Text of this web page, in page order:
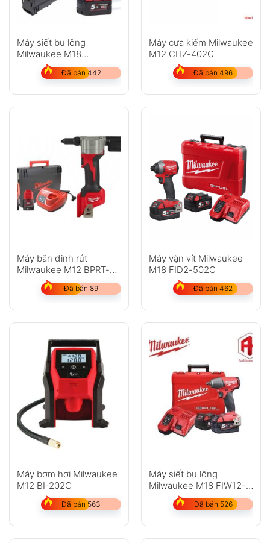
Máy siết bu lông
Milwaukee M18
FHIWF12-502X SET
(2pin x 5.0Ah, 1 sạc)
Đã bán 442
Máy cưa kiếm Milwaukee
M12 CHZ-402C
Đã bán 496
Máy bắn đinh rút
Milwaukee M12 BPRT-
Đã bán 89
Máy vặn vít Milwaukee
M18 FID2-502C
Đã bán 462
Máy bơm hơi Milwaukee
M12 BI-202C
Đã bán 563
Máy siết bu lông
Milwaukee M18 FIW12-
Đã bán 526